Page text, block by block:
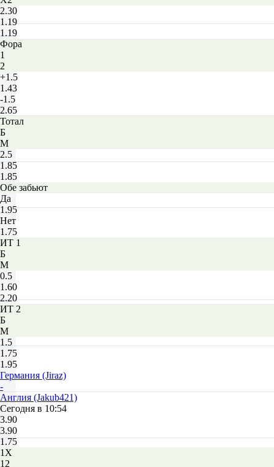
2.30
1.19
1.19
Фора
1
2
+1.5
1.43
-1.5
2.65
Тотал
Б
М
2.5
1.85
1.85
Обе забьют
Да
1.95
Нет
1.75
ИТ 1
Б
М
0.5
1.60
2.20
ИТ 2
Б
М
1.5
1.75
1.95
Германия (Jiraz)
-
Англия (Jakub421)
Сегодня в 10:54
3.90
3.90
1.75
1X
12